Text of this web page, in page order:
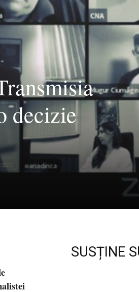
decizie
SUSȚINE